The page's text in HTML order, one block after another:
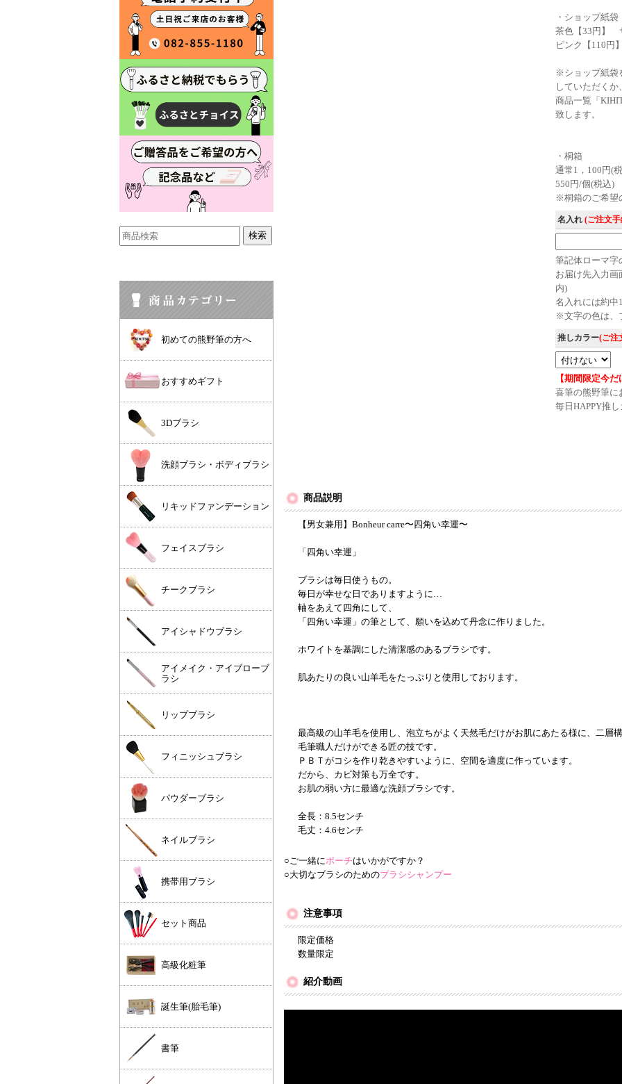
初めての熊野筆の方へ
おすすめギフト
3Dブラシ
洗顔ブラシ・ボディブラシ
リキッドファンデーション
フェイスブラシ
チークブラシ
アイシャドウブラシ
アイメイク・アイブローブ
ラシ
リップブラシ
フィニッシュブラシ
パウダーブラシ
ネイルブラシ
携帯用ブラシ
セット商品
高級化粧筆
誕生筆(胎毛筆)
書筆
・ショップ紙袋
茶色【33円】
ピンク【110円
※ショップ紙袋
していただくか、
商品一覧「
致します。
・桐箱
通常1，100円(
550円/個(税込)
※桐箱のご希望
名入れ (ご注文
筆記体ローマ字
お届け先入力画
内)
名入れには約中
※文字の色は、
推しカラー(ご注
【期間限定今だ
喜筆の熊野筆に
毎日HAPPY推
商品説明
【男女兼用】Bonheur carre〜四角い幸運〜
「四角い幸運」
ブラシは毎日使うもの。
毎日が幸せな日でありますように…
軸をあえて四角にして、
「四角い幸運」の筆として、願いを込めて丹念に作りました。
ホワイトを基調にした清潔感のあるブラシです。
肌あたりの良い山羊毛をたっぷりと使用しております。
最高級の山羊毛を使用し、泡立ちがよく天然毛だけがお肌にあたる様に、二層構
毛筆職人だけができる匠の技です。
ＰＢＴがコシを作り乾きやすいように、空間を適度に作っています。
だから、カビ対策も万全です。
お肌の弱い方に最適な洗顔ブラシです。
全長：8.5センチ
毛丈：4.6センチ
○ご一緒にポーチはいかがですか？
○大切なブラシのためのブラシシャンプー
注意事項
限定価格
数量限定
紹介動画